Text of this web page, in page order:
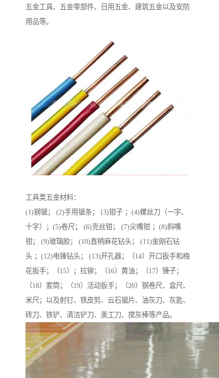
五金工具、五金零部件、日用五金、建筑五金以及安防
用品等。
工具类五金材料：
(1)钢锯； (2)手用锯条； (3)钳子 ；(4)螺丝刀（一字、
十字）；(5)卷尺； (6)克丝钳； (7)尖嘴钳 ；(8)斜嘴
钳； (9)玻璃胶； (10)直柄麻花钻头； (11)金刚石钻
头 ；(12)电锤钻头； (13)开孔器；（14）开口扳手和梅
花扳手；（15）；拉铆；（16）黄油；（17）锤子；
（18）套筒；（19）活动扳手；（20）钢卷尺、盒尺、
米尺；以及射钉、铁皮剪、云石锯片、油灰刀、灰匙、
砖刀、铁铲、清洁铲刀、美工刀、搅灰棒等产品。